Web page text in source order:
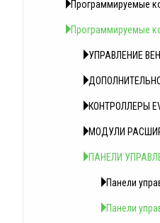
Программируемые
Программируемые
УПРАВЛЕНИЕ
КОНТРОЛЛЕРЫ
МОДУЛИ
ПАНЕЛИ
Панели
Панели